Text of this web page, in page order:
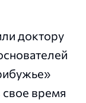
доктору
время